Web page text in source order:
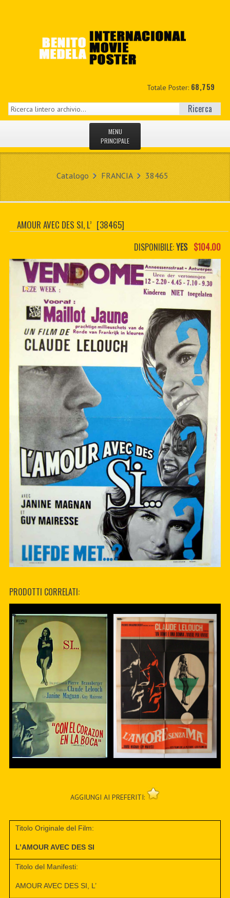
Totale Poster: 68,759
Ricerca
MENU
PRINCIPALE
IL MIO CONTO
CONTATTO
CUSTOM PDF
Catalogo FRANCIA 38465
AMOUR AVEC DES SI, L’ [38465]
DISPONIBILE:YES $104.00
PRODOTTI CORRELATI:
AGGIUNGI AI PREFERITI:
Titolo Originale del Film:
L’AMOUR AVEC DES SI
Titolo del Manifesti:
AMOUR AVEC DES SI, L’